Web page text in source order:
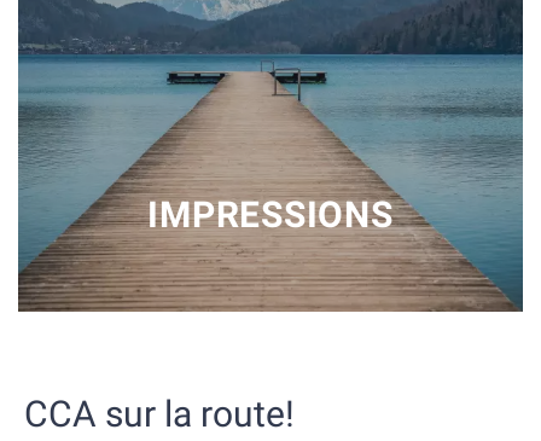
IMPRESSIONS
CCA sur la route!